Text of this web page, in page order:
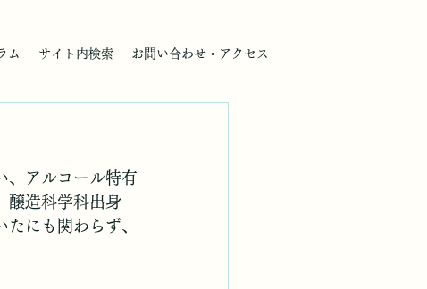
ム サイト内検索 お問い合わせ・アクセス
、アルコール特有
醸造科学科出身
にも関わらず、